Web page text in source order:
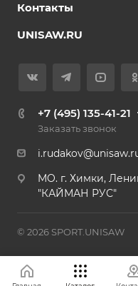
Контакты
UNISAW.RU
+7 (495) 135-41-21
Заказать звонок
MO. г. Химки,
"КАЙМАН РУС"
© 2026 SPORT.UNISAW